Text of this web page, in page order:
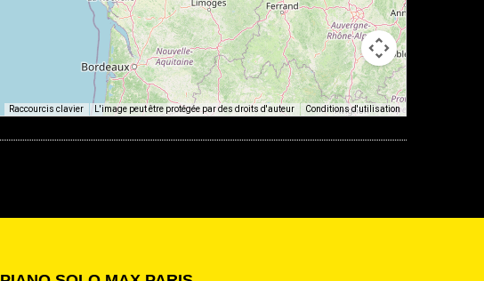
Raccourcis clavier L'image peut être protégée par des droits d'auteur Conditions d'utilisation